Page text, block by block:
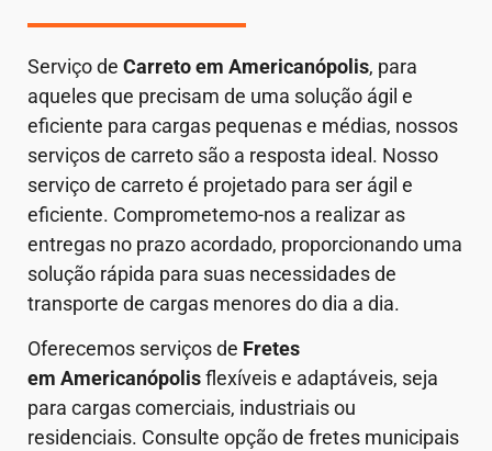
Serviço de Carreto em Americanópolis, para
aqueles que precisam de uma solução ágil e
eficiente para cargas pequenas e médias, nossos
serviços de carreto são a resposta ideal. Nosso
serviço de carreto é projetado para ser ágil e
eficiente. Comprometemo-nos a realizar as
entregas no prazo acordado, proporcionando uma
solução rápida para suas necessidades de
transporte de cargas menores do dia a dia.
Oferecemos serviços de Fretes
em Americanópolisflexíveis e adaptáveis, seja
para cargas comerciais, industriais ou
residenciais. Consulte opção de fretes municipais